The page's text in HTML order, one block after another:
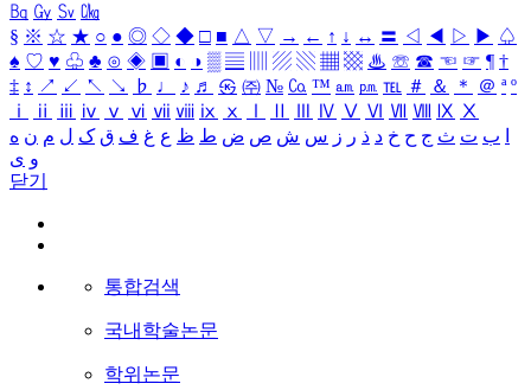
㏃ ㏉ ㏜ ㏆
§ ※ ☆ ★ ○ ● ◎ ◇ ◆ □ ■ △ ▽ → ← ↑ ↓ ↔ 〓 ◁ ◀ ▷ ▶ ♤
♠ ♡ ♥ ♧ ♣ ⊙ ◈ ▣ ◐ ◑ ▒ ▤ ▨ ▧ ▦ ▩ ♨ ☏ ☎ ☜ ☞ ¶ †
‡ ↕ ↗ ↙ ↖ ↘ ♭ ♩ ♪ ♬ ㉿ ㈜ № ㏇ ™ ㏂ ㏘ ℡ ＃ ＆ ＊ ＠ ª º
ⅰ
ⅱ ⅲ ⅳ ⅴ ⅵ ⅶ ⅷ ⅸ ⅹ Ⅳ Ⅴ Ⅵ Ⅶ Ⅷ Ⅸ Ⅹ
ب ت ث ج ح خ د ذ ر ز س ش ص ض ط ظ ع غ ف ق ک ل م ن ه
و ی
닫기
통합검색
국내학술논문
학위논문